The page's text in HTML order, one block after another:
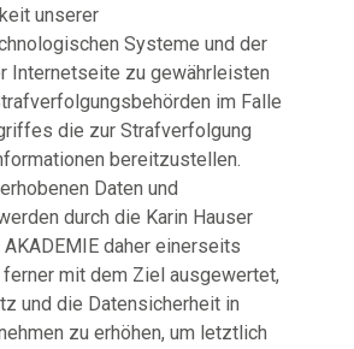
unserer
Systeme und der
Internetseite zu gewährleisten
im Falle
die zur Strafverfolgung
bereitzustellen.
Daten und
durch die Karin Hauser
daher einerseits
mit dem Ziel ausgewertet,
und die Datensicherheit in
zu erhöhen, um letztlich